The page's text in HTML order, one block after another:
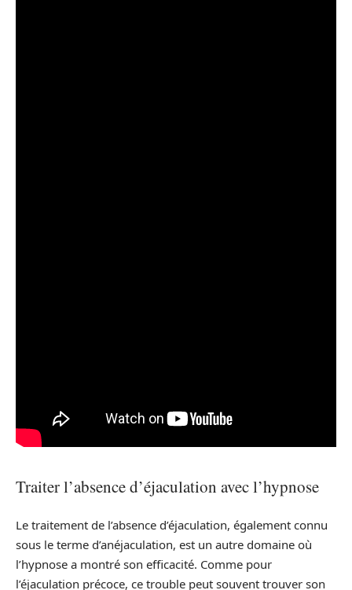
Traiter l’absence d’éjaculation avec l’hypnose
Le traitement de l’absence d’éjaculation, également connu
sous le terme d’anéjaculation, est un autre domaine où
l’hypnose a montré son efficacité. Comme pour
l’éjaculation précoce, ce trouble peut souvent trouver son